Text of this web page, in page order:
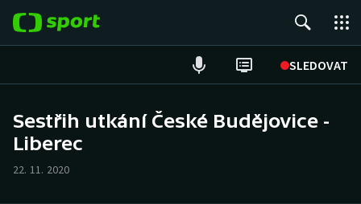
SLEDOVAT
Hokej
Sestřih utkání České Budějovice -
Liberec
22. 11. 2020